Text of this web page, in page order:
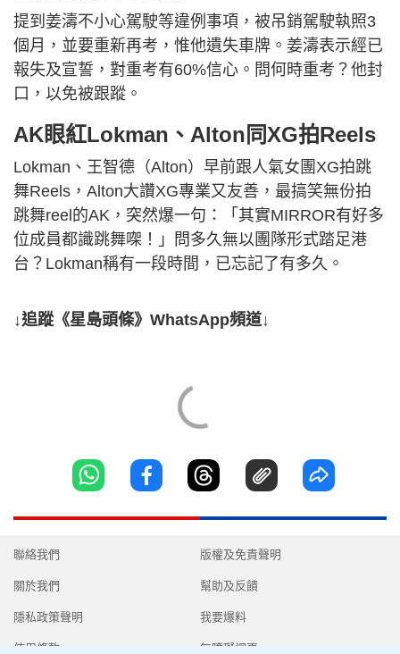
提到姜濤不小心駕駛等違例事項，被吊銷駕駛執照3
個月，並要重新再考，惟他遺失車牌。姜濤表示經已
報失及宣誓，對重考有60%信心。問何時重考？他封
口，以免被跟蹤。
AK眼紅Lokman、Alton同XG拍Reels
Lokman、王智德（Alton）早前跟人氣女團XG拍跳
舞Reels，Alton大讚XG專業又友善，最搞笑無份拍
跳舞reel的AK，突然爆一句：「其實MIRROR有好多
位成員都識跳舞㗎！」問多久無以團隊形式踏足港
台？Lokman稱有一段時間，已忘記了有多久。
↓追蹤《星島頭條》WhatsApp頻道↓
聯絡我們
關於我們
隱私政策聲明
使用條款
版權及免責聲明
幫助及反饋
我要爆料
無障礙網頁